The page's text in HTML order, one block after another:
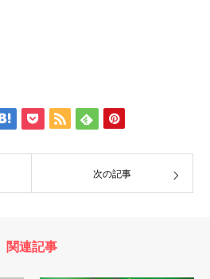
次の記事
関連記事